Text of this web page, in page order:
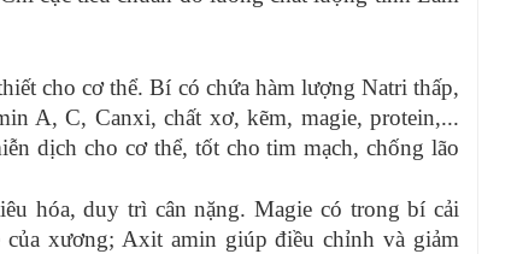
cho cơ thể. Bí có chứa hàm lượng Natri thấp,
A, C, Canxi, chất xơ, kẽm, magie, protein,...
dịch cho cơ thể, tốt cho tim mạch, chống lão
hóa, duy trì cân nặng. Magie có trong bí cải
xương; Axit amin giúp điều chỉnh và giảm